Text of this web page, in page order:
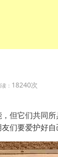
： 18240次
但它们共同
们要爱护好自